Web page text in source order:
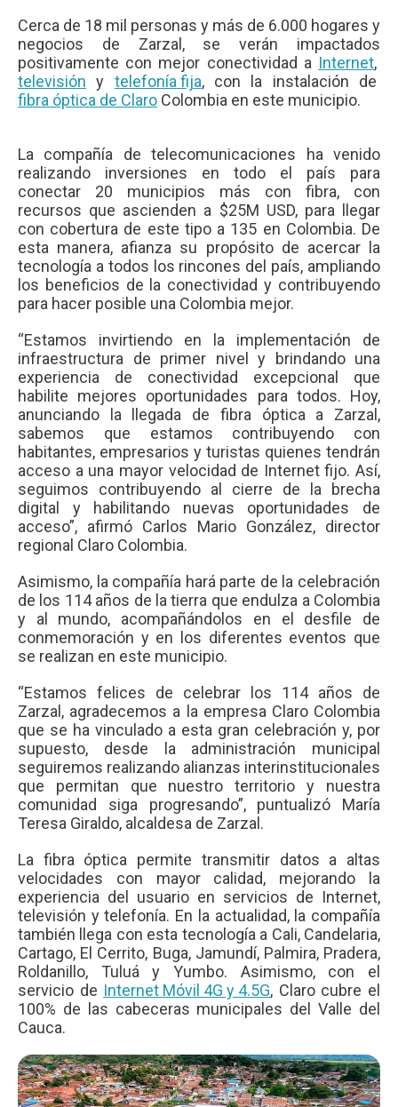
Cerca de 18 mil personas y más de 6.000 hogares y
negocios de Zarzal, se verán impactados
positivamente con mejor conectividad a Internet,
televisión y telefonía fija, con la instalación de
fibra óptica de Claro Colombia en este municipio.
La compañía de telecomunicaciones ha venido
realizando inversiones en todo el país para
conectar 20 municipios más con fibra, con
recursos que ascienden a $25M USD, para llegar
con cobertura de este tipo a 135 en Colombia. De
esta manera, afianza su propósito de acercar la
tecnología a todos los rincones del país, ampliando
los beneficios de la conectividad y contribuyendo
para hacer posible una Colombia mejor.
“Estamos invirtiendo en la implementación de
infraestructura de primer nivel y brindando una
experiencia de conectividad excepcional que
habilite mejores oportunidades para todos. Hoy,
anunciando la llegada de fibra óptica a Zarzal,
sabemos que estamos contribuyendo con
habitantes, empresarios y turistas quienes tendrán
acceso a una mayor velocidad de Internet fijo. Así,
seguimos contribuyendo al cierre de la brecha
digital y habilitando nuevas oportunidades de
acceso”, afirmó Carlos Mario González, director
regional Claro Colombia.
Asimismo, la compañía hará parte de la celebración
de los 114 años de la tierra que endulza a Colombia
y al mundo, acompañándolos en el desfile de
conmemoración y en los diferentes eventos que
se realizan en este municipio.
“Estamos felices de celebrar los 114 años de
Zarzal, agradecemos a la empresa Claro Colombia
que se ha vinculado a esta gran celebración y, por
supuesto, desde la administración municipal
seguiremos realizando alianzas interinstitucionales
que permitan que nuestro territorio y nuestra
comunidad siga progresando”, puntualizó María
Teresa Giraldo, alcaldesa de Zarzal.
La fibra óptica permite transmitir datos a altas
velocidades con mayor calidad, mejorando la
experiencia del usuario en servicios de Internet,
televisión y telefonía. En la actualidad, la compañía
también llega con esta tecnología a Cali, Candelaria,
Cartago, El Cerrito, Buga, Jamundí, Palmira, Pradera,
Roldanillo, Tuluá y Yumbo. Asimismo, con el
servicio de Internet Móvil 4G y 4.5G, Claro cubre el
100% de las cabeceras municipales del Valle del
Cauca.